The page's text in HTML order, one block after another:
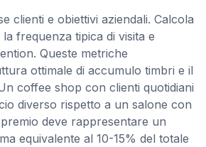
clienti e obiettivi aziendali. Calcola
frequenza tipica di visita e
Queste metriche
ottimale di accumulo timbri e il
coffee shop con clienti quotidiani
diverso rispetto a un salone con
deve rappresentare un
equivalente al 10-15% del totale